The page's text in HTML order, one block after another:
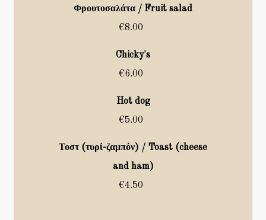
Φρουτοσαλάτα / Fruit salad
€8.00
Chicky's
€6.00
Hot dog
€5.00
Τοστ (τυρί-ζαμπόν) / Toast (cheese
and ham)
€4.50